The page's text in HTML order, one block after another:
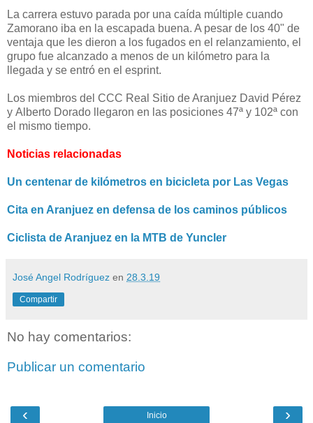
La carrera estuvo parada por una caída múltiple cuando
Zamorano iba en la escapada buena. A pesar de los 40" de
ventaja que les dieron a los fugados en el relanzamiento, el
grupo fue alcanzado a menos de un kilómetro para la
llegada y se entró en el esprint.
Los miembros del CCC Real Sitio de Aranjuez David Pérez
y Alberto Dorado llegaron en las posiciones 47ª y 102ª con
el mismo tiempo.
Noticias relacionadas
Un centenar de kilómetros en bicicleta por Las Vegas
Cita en Aranjuez en defensa de los caminos públicos
Ciclista de Aranjuez en la MTB de Yuncler
José Angel Rodríguez en 28.3.19
Compartir
No hay comentarios:
Publicar un comentario
‹ ›
Inicio